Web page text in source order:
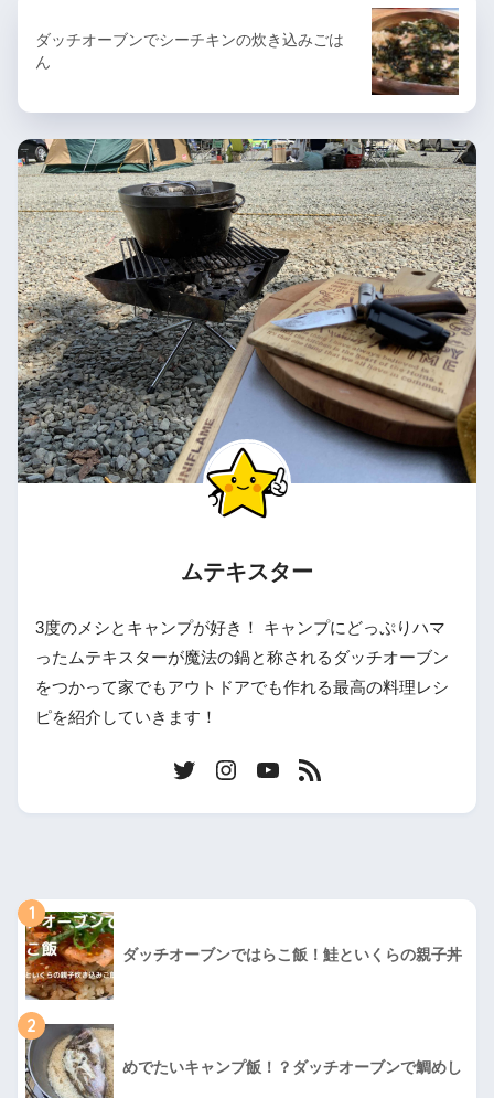
ダッチオーブンでシーチキンの炊き込みごは
ん
ムテキスター
3度のメシとキャンプが好き！ キャンプにどっぷりハマ
ったムテキスターが魔法の鍋と称されるダッチオーブン
をつかって家でもアウトドアでも作れる最高の料理レシ
ピを紹介していきます！
1
ダッチオーブンではらこ飯！鮭といくらの親子丼
2
めでたいキャンプ飯！？ダッチオーブンで鯛めし